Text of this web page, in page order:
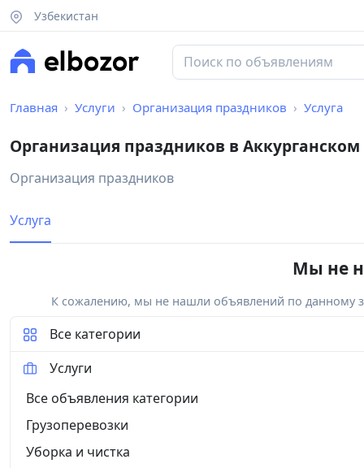
Узбекистан
Главная Услуги Организация праздников Услуга
Организация праздников в
Организация праздников
Услуга
Мы не
К сожалению, мы не нашли объявлений по данному
Все категории
Услуги
Все объявления категории
Грузоперевозки
Уборка и чистка